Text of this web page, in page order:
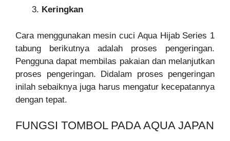
Keringkan
Cara menggunakan mesin cuci Aqua Hijab Series 1
tabung berikutnya adalah proses pengeringan.
Pengguna dapat membilas pakaian dan melanjutkan
proses pengeringan. Didalam proses pengeringan
inilah sebaiknya juga harus mengatur kecepatannya
dengan tepat.
FUNGSI TOMBOL PADA AQUA JAPAN